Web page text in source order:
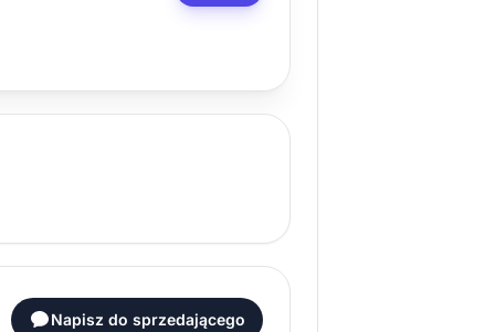
Napisz do sprzedającego